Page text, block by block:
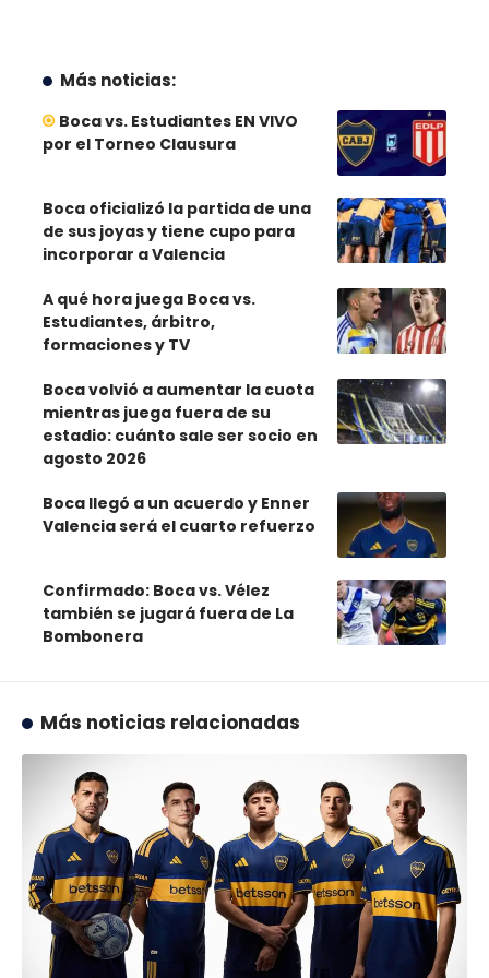
Más noticias:
Boca vs. Estudiantes EN VIVO
por el Torneo Clausura
Boca oficializó la partida de una
de sus joyas y tiene cupo para
incorporar a Valencia
A qué hora juega Boca vs.
Estudiantes, árbitro,
formaciones y TV
Boca volvió a aumentar la cuota
mientras juega fuera de su
estadio: cuánto sale ser socio en
agosto 2026
Boca llegó a un acuerdo y Enner
Valencia será el cuarto refuerzo
Confirmado: Boca vs. Vélez
también se jugará fuera de La
Bombonera
Más noticias relacionadas